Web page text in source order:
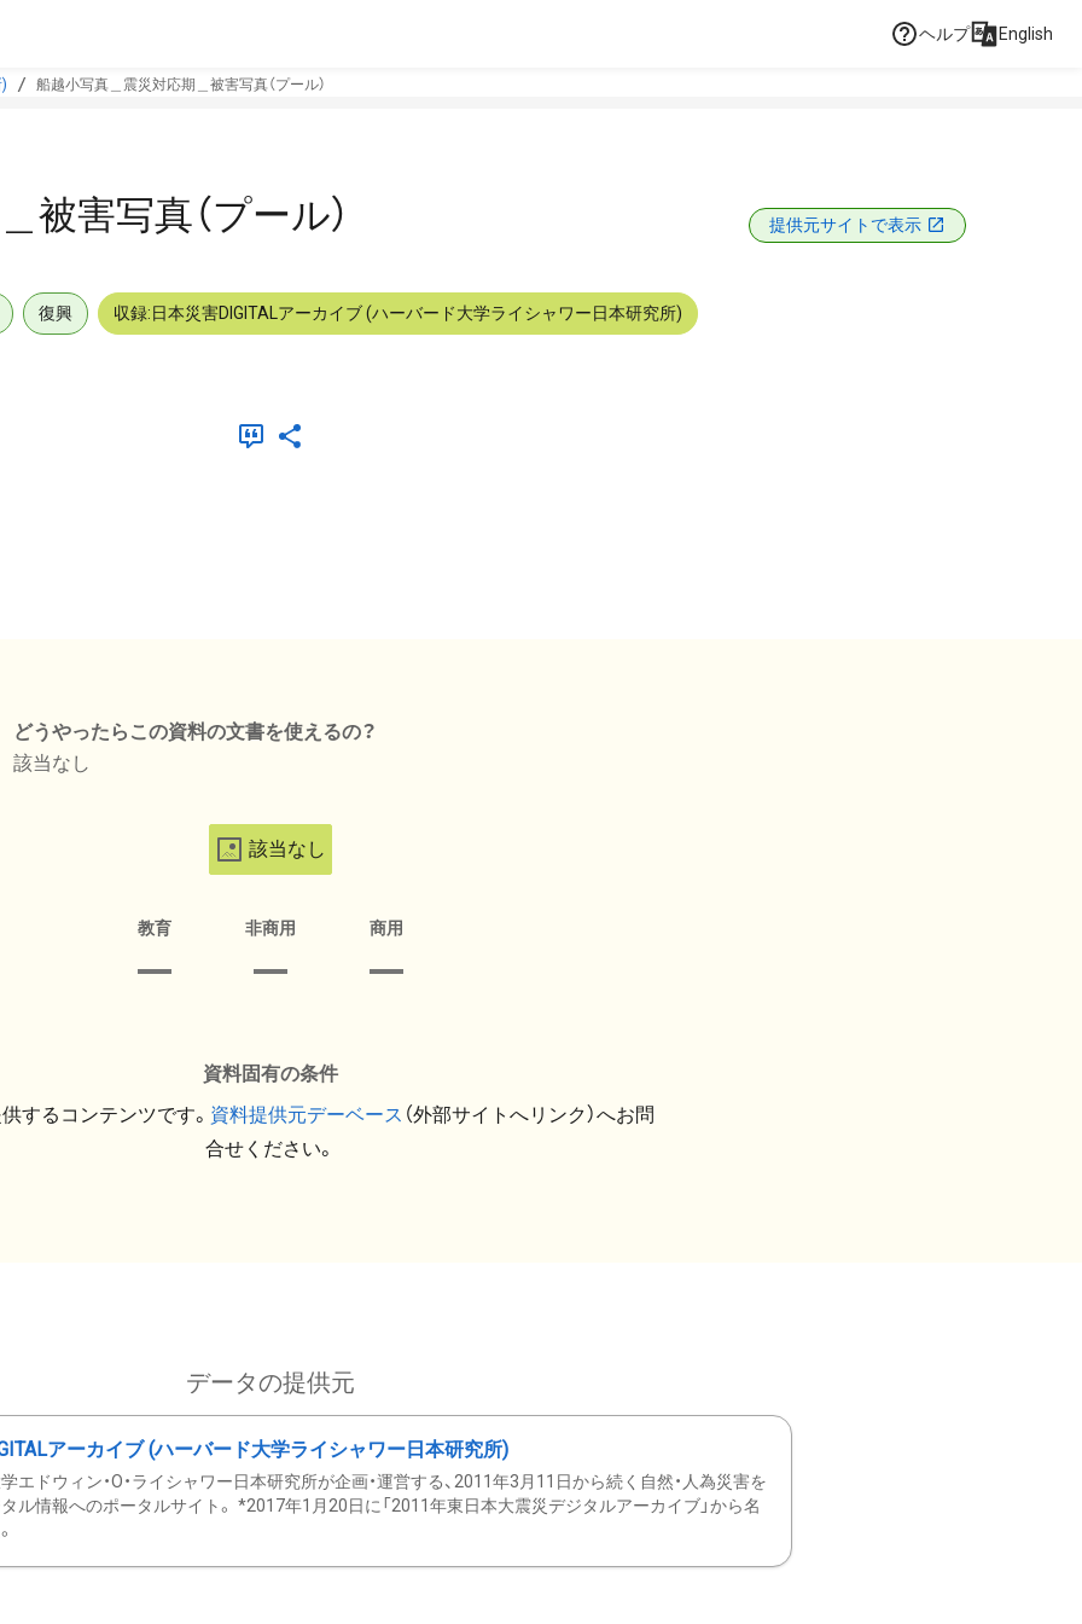
ヘルプ English
船越小写真＿震災対応期＿被害写真（プール）
害写真（プール） 提供元サイトで表示
復興 収録:日本災害DIGITALアーカイブ (ハーバード大学ライシャワー日本研究所)
どうやったらこの資料の文書を使えるの？
該当なし
該当なし
教育 非商用 商用
資料固有の条件
するコンテンツです。 資料提供元デーベース （外部サイトへリンク）へお問
合せください。
データの提供元
アーカイブ (ハーバード大学ライシャワー日本研究所)
エドウィン・O・ライシャワー日本研究所が企画・運営する、2011年3月11日から続く自然・人為災害を
ル情報へのポータルサイト。 *2017年1月20日に「2011年東日本大震災デジタルアーカイブ」から名